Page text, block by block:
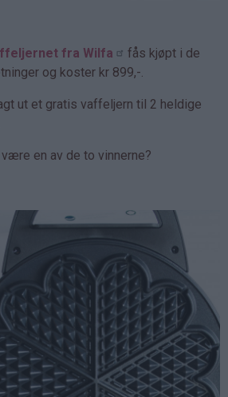
fra Wilfa
fås kjøpt i de
og koster kr 899,-.
ut et gratis vaffeljern til 2 heldige
en av de to vinnerne?